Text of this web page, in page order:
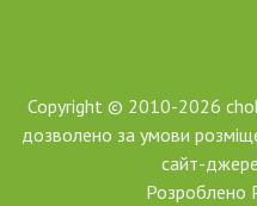
Copyright © 2010-2026
дозволено за умови
сайт-
Розроблено